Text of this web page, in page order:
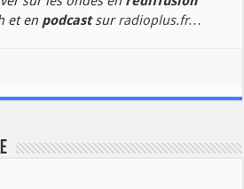
et en podcastsurradioplus.fr…